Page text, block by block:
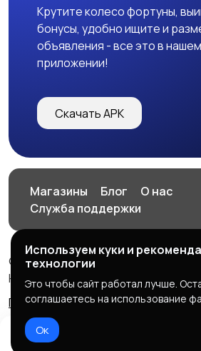
Крутите колесо фортуны,
бонусы, удобно ищите и
объявления - все это в
приложении!
Скачать APK
Магазины Блог
О нас
Служба поддержки
© 2026 HOP.UZ
HOP.UZ
Правила сервиса
Политика
Используем куки и
технологии
Это чтобы сайт работал лучше.
соглашаетесь на использование
Ок